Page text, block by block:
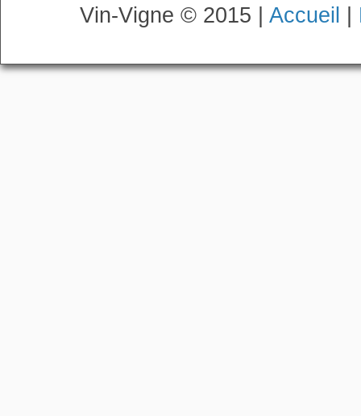
Vin-Vigne © 2015 | Accueil